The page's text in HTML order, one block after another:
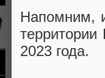
Напомним,
2023 года.